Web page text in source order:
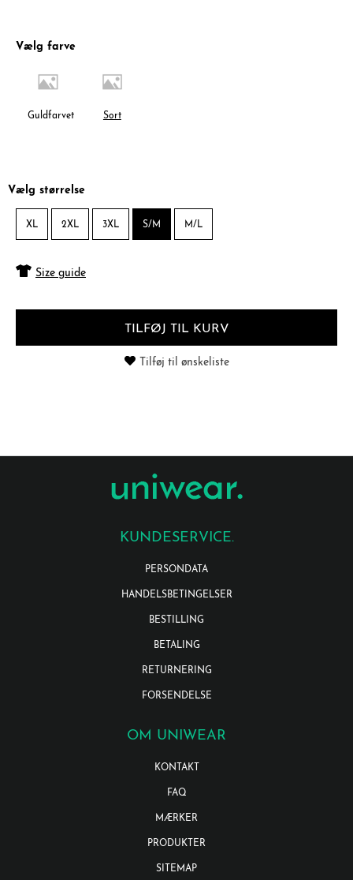
Vælg farve
Guldfarvet Sort
Vælg størrelse
XL 2XL 3XL S/M M/L
Size guide
TILFØJ TIL KURV
Tilføj til ønskeliste
KUNDESERVICE.
PERSONDATA
HANDELSBETINGELSER
BESTILLING
BETALING
RETURNERING
FORSENDELSE
OM UNIWEAR
KONTAKT
FAQ
MÆRKER
PRODUKTER
SITEMAP